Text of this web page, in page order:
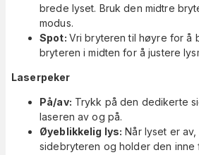
brede lyset. Bruk den midtre
modus.
Spot: Vri bryteren til høyre for å
bryteren i midten for å justere
Laserpeker
På/av: Trykk på den dedikerte
laseren av og på.
Øyeblikkelig lys: Når lyset er
sidebryteren og holder den inne